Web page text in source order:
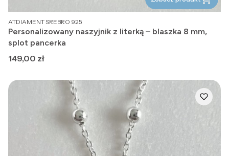
PRODUCENT
ATDIAMENT SREBRO 925
Personalizowany naszyjnik z literką – blaszka 8 mm,
splot pancerka
Cena
149,00 zł